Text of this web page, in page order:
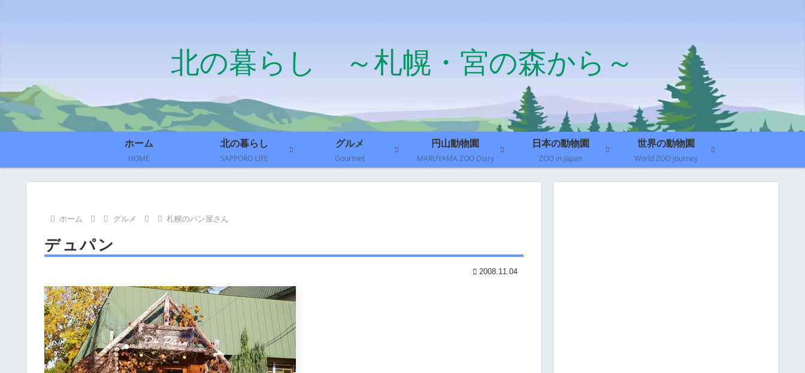
北の暮らし ～札幌・宮の森から～
ホーム
HOME
北の暮らし
SAPPORO LIFE
グルメ
Gourmet
円山動物園
MARUYAMA ZOO Diary
日本の動物園
ZOO in Japan
世界の動物園
World ZOO journey
ホーム グルメ 札幌のパン屋さん
デュパン
2008.11.04